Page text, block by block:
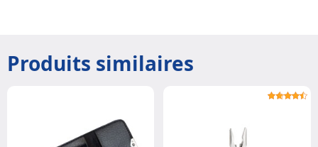
Produits similaires